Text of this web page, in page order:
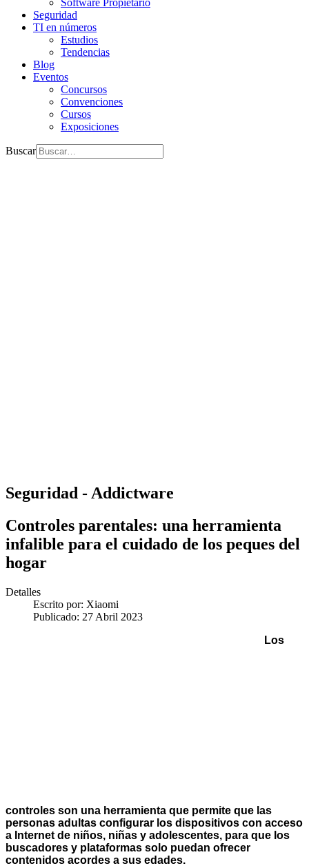
Software Propietario
Seguridad
TI en números
Estudios
Tendencias
Blog
Eventos
Concursos
Convenciones
Cursos
Exposiciones
Buscar
Seguridad - Addictware
Controles parentales: una herramienta
infalible para el cuidado de los peques del
hogar
Detalles
Escrito por: Xiaomi
Publicado: 27 Abril 2023
Los
controles son una herramienta que permite que las
personas adultas configurar los dispositivos con acceso
a Internet de niños, niñas y adolescentes, para que los
buscadores y plataformas solo puedan ofrecer
contenidos acordes a sus edades.